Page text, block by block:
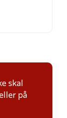
skal
på